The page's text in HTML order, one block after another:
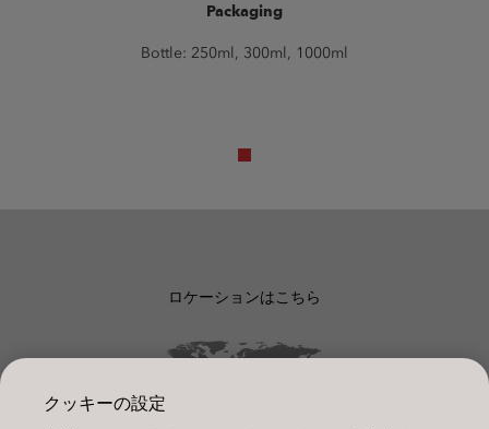
Packaging
Bottle: 250ml, 300ml, 1000ml
ロケーションはこちら
クッキーの設定